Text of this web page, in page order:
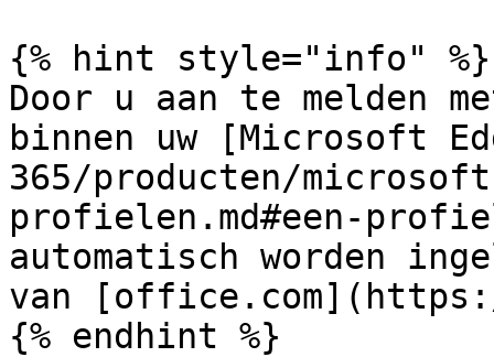
{% hint style="info" %}
Door u aan te melden
binnen uw [Microsoft
365/producten/
profielen.md#een-
automatisch worden
van
{% endhint %}